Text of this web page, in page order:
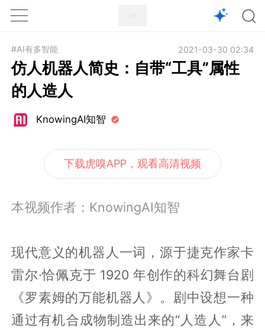
1X
#AI有多智能 2021-03-30 02:34
仿人机器人简史：自带“工具”属性
的人造人
KnowingAI知智
下载虎嗅APP，观看高清视频
本视频作者：KnowingAI知智
现代意义的机器人一词，源于捷克作家卡
雷尔·恰佩克于 1920 年创作的科幻舞台剧
《罗素姆的万能机器人》。剧中设想一种
通过有机合成物制造出来的“人造人”，来